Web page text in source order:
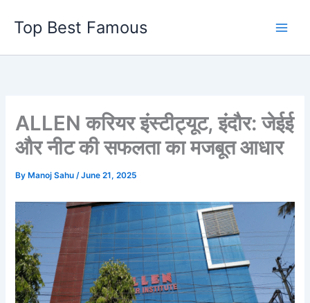
content
Top Best Famous
ALLEN करियर इंस्टीट्यूट, इंदौर: जेईई
और नीट की सफलता का मजबूत आधार
By Manoj Sahu/June 21, 2025